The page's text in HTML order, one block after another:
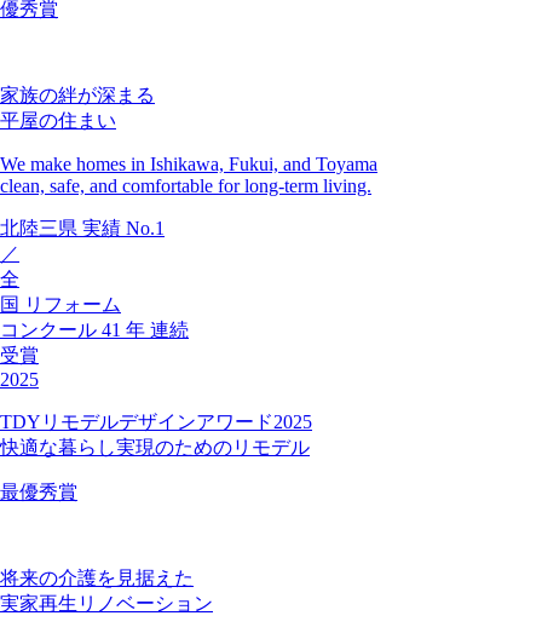
優秀賞
家族の絆が深まる
平屋の住まい
We make homes in Ishikawa, Fukui, and Toyama
clean, safe, and comfortable for long-term living.
北陸三県 実績 No.1
／
全
国 リフォーム
コンクール 41 年 連続
受賞
2025
TDYリモデルデザインアワード2025
快適な暮らし実現のためのリモデル
最優秀賞
将来の介護を見据えた
実家再生リノベーション